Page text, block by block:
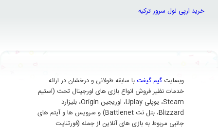
خرید ارپی لول سرور ترکیه
وبسایت گیم گیفتبا سابقه طولانی و درخشان در ارائه
خدمات نظیر فروش انواع بازی های اورجینال تحت (استیم
Steam، یوپلی Uplay، اوریجین Origin، بلیزارد
Blizzard، بتل نت Battlenet) و سرویس ها و آیتم های
جانبی مربوط به بازی های آنلاین از جمله (فورتنایت